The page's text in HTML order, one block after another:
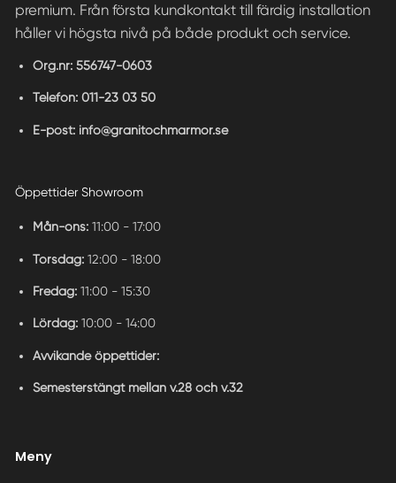
premium. Från första kundkontakt till färdig installation
håller vi högsta nivå på både produkt och service.
Org.nr: 556747-0603
Telefon: 011-23 03 50
E-post: info@granitochmarmor.se
Öppettider Showroom
Mån-ons: 11:00 - 17:00
Torsdag:12:00 - 18:00
Fredag:11:00 - 15:30
Lördag:10:00 - 14:00
Avvikande öppettider:
Semesterstängt mellan v.28 och v.32
Meny